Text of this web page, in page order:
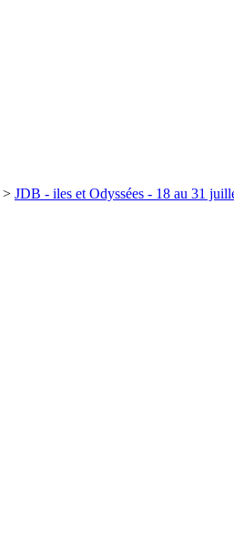
> JDB - iles et Odyssées - 18 au 31